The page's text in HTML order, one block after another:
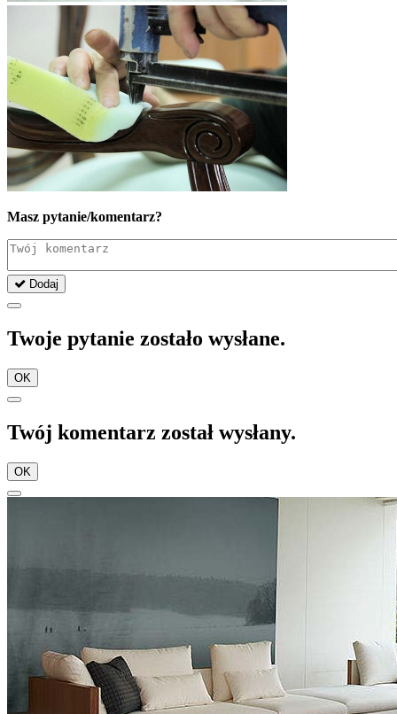
Masz pytanie/komentarz?
Dodaj
Twoje pytanie zostało wysłane.
OK
Twój komentarz został wysłany.
OK